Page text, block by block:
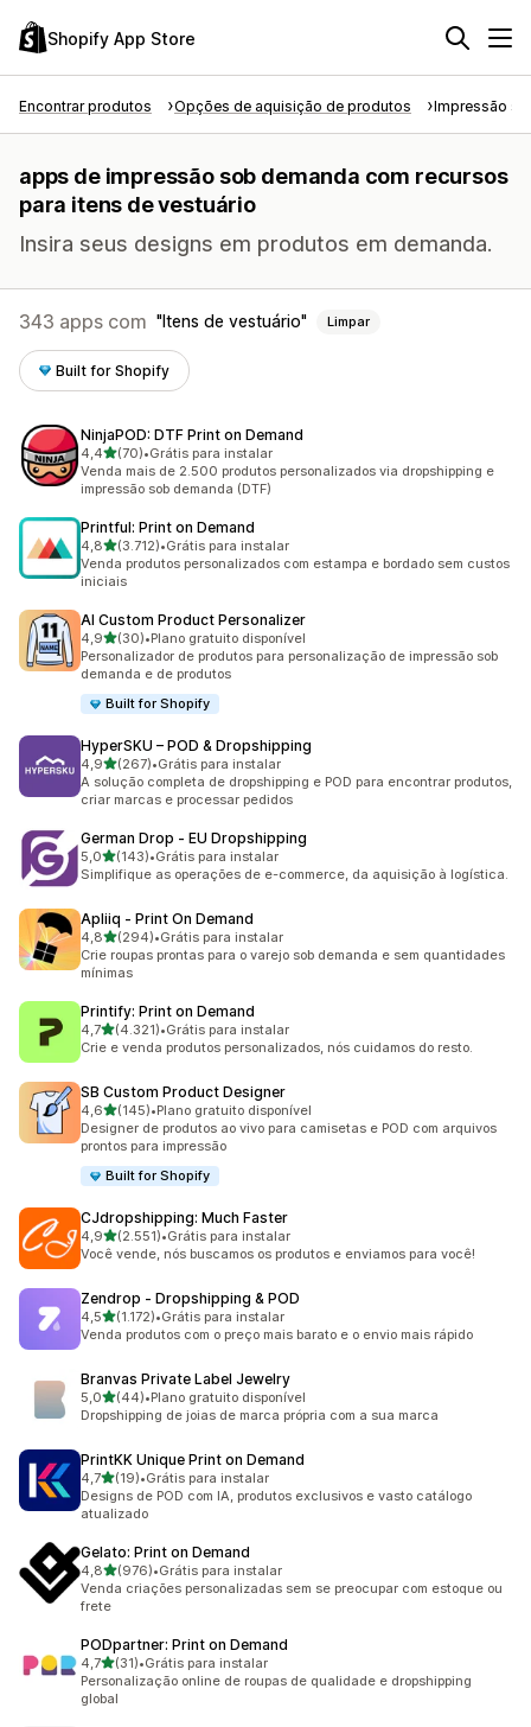
Shopify App Store
Encontrar produtos Opções de aquisição de produtos Impressão
apps de impressão sob demanda com recursos
para itens de vestuário
Insira seus designs em produtos em demanda.
343 apps com Itens de vestuário Limpar
Built for Shopify
NinjaPOD: DTF Print on Demand
4,4de 5 estrelas
(70)
70 avaliações ao todo
•Grátis para instalar
Venda mais de 2.500 produtos personalizados via dropshipping e
impressão sob demanda (DTF)
Printful: Print on Demand
4,8de 5 estrelas
(3.712)
3712 avaliações ao todo
•Grátis para instalar
Venda produtos personalizados com estampa e bordado sem custos
iniciais
AI Custom Product Personalizer
4,9de 5 estrelas
(30)
30 avaliações ao todo
•Plano gratuito disponível
Personalizador de produtos para personalização de impressão sob
demanda e de produtos
Built for Shopify
HyperSKU – POD & Dropshipping
4,9de 5 estrelas
(267)
267 avaliações ao todo
•Grátis para instalar
A solução completa de dropshipping e POD para encontrar produtos,
criar marcas e processar pedidos
German Drop ‑ EU Dropshipping
5,0de 5 estrelas
(143)
143 avaliações ao todo
•Grátis para instalar
Simplifique as operações de e-commerce, da aquisição à logística.
Apliiq ‑ Print On Demand
4,8de 5 estrelas
(294)
294 avaliações ao todo
•Grátis para instalar
Crie roupas prontas para o varejo sob demanda e sem quantidades
mínimas
Printify: Print on Demand
4,7de 5 estrelas
(4.321)
4321 avaliações ao todo
•Grátis para instalar
Crie e venda produtos personalizados, nós cuidamos do resto.
SB Custom Product Designer
4,6de 5 estrelas
(145)
145 avaliações ao todo
•Plano gratuito disponível
Designer de produtos ao vivo para camisetas e POD com arquivos
prontos para impressão
Built for Shopify
CJdropshipping: Much Faster
4,9de 5 estrelas
(2.551)
2551 avaliações ao todo
•Grátis para instalar
Você vende, nós buscamos os produtos e enviamos para você!
Zendrop ‑ Dropshipping & POD
4,5de 5 estrelas
(1.172)
1172 avaliações ao todo
•Grátis para instalar
Venda produtos com o preço mais barato e o envio mais rápido
Branvas Private Label Jewelry
5,0de 5 estrelas
(44)
44 avaliações ao todo
•Plano gratuito disponível
Dropshipping de joias de marca própria com a sua marca
PrintKK Unique Print on Demand
4,7de 5 estrelas
(19)
19 avaliações ao todo
•Grátis para instalar
Designs de POD com IA, produtos exclusivos e vasto catálogo
atualizado
Gelato: Print on Demand
4,8de 5 estrelas
(976)
976 avaliações ao todo
•Grátis para instalar
Venda criações personalizadas sem se preocupar com estoque ou
frete
PODpartner: Print on Demand
4,7de 5 estrelas
(31)
31 avaliações ao todo
•Grátis para instalar
Personalização online de roupas de qualidade e dropshipping
global